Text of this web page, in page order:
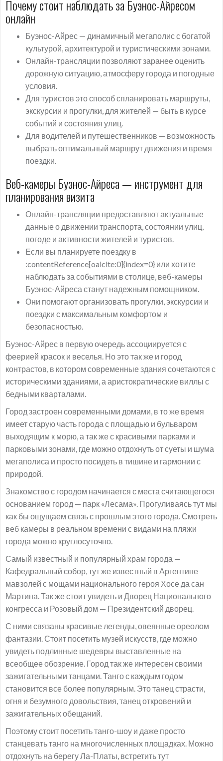
Почему стоит наблюдать за Буэнос-Айресом
онлайн
Буэнос-Айрес — динамичный мегаполис с богатой
культурой, архитектурой и туристическими зонами.
Онлайн-трансляции позволяют заранее оценить
дорожную ситуацию, атмосферу города и погодные
условия.
Для туристов это способ спланировать маршруты,
экскурсии и прогулки, для жителей — быть в курсе
событий и состояния улиц.
Для водителей и путешественников — возможность
выбрать оптимальный маршрут движения и время
поездки.
Веб-камеры Буэнос-Айреса — инструмент для
планирования визита
Онлайн-трансляции предоставляют актуальные
данные о движении транспорта, состоянии улиц,
погоде и активности жителей и туристов.
Если вы планируете поездку в
:contentReference[oaicite:0]{index=0} или хотите
наблюдать за событиями в столице, веб-камеры
Буэнос-Айреса станут надежным помощником.
Они помогают организовать прогулки, экскурсии и
поездки с максимальным комфортом и
безопасностью.
Буэнос-Айрес в первую очередь ассоциируется с
феерией красок и веселья. Но это так же и город
контрастов, в котором современные здания сочетаются с
историческими зданиями, а аристократические виллы с
бедными кварталами.
Город застроен современными домами, в то же время
имеет старую часть города с площадью и бульваром
выходящим к морю, а так же с красивыми парками и
парковыми зонами, где можно отдохнуть от суеты и шума
мегаполиса и просто посидеть в тишине и гармонии с
природой.
Знакомство с городом начинается с места считающегося
основанием город — парк «Лесама». Прогуливаясь тут мы
как бы ощущаем связь с прошлым этого города. Смотреть
веб камеры в реальном времени с видами на пляжи
города можно круглосуточно.
Самый известный и популярный храм города —
Кафедральный собор, тут же известный в Аргентине
мавзолей с мощами национального героя Хосе да сан
Мартина. Так же стоит увидеть и Дворец Национального
конгресса и Розовый дом — Президентский дворец.
С ними связаны красивые легенды, овеянные ореолом
фантазии. Стоит посетить музей искусств, где можно
увидеть подлинные шедевры выставленные на
всеобщее обозрение. Город так же интересен своими
зажигательными танцами. Танго с каждым годом
становится все более популярным. Это танец страсти,
огня и безумного довольствия, танец откровений и
зажигательных обещаний.
Поэтому стоит посетить танго-шоу и даже просто
станцевать танго на многочисленных площадках. Можно
отдохнуть на берегу Ла-Платы, встретить тут